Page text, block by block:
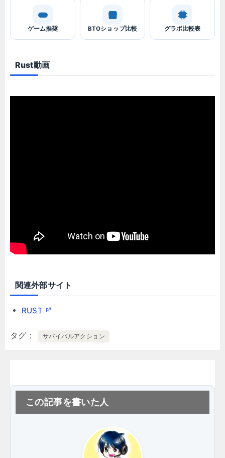
ゲーム推奨 BTOショップ比較 グラボ比較表
Rust動画
関連外部サイト
RUST
タグ サバイバルアクション
この記事を書いた人